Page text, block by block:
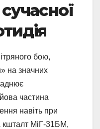
бою,
на значних
частина
навіть при
кшталт МіГ-31БМ,